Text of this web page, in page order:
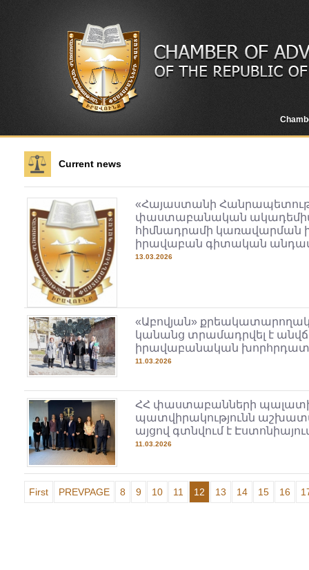
Current news
«Հայաստանի
փաստաբանական
հիմնադրամի կառավարման
իրավաբան գիտական
13.03.2026
«Աբովյան»
կանանց տրամադրվել է
իրավաբանական
11.03.2026
ՀՀ փաստաբանների
պատվիրակությունն
այցով գտնվում է
11.03.2026
First PREVPAGE 8 9 10 11 12 13 14 15 16